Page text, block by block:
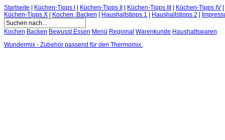
Startseite Küchen-Tipps I Küchen-Tipps II Küchen-Tipps III Küchen-Tipps IV
Küchen-Tipps X
Kochen, Backen Haushaltstipps 1 Haushaltstipps 2
Kochen Backen Bewusst Essen Menü Regional Warenkunde Haushaltswaren
Wundermix - Zubehör passend für den Thermomix.